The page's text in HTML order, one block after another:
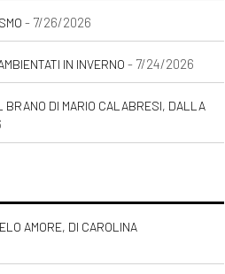
Elena Mora:
Un sogno
Sipos:
di
incipit
- 7/26/2026
IN INVERNO - 7/24/2026
BRANO DI MARIO CALABRESI, DALLA
AMORE, DI CAROLINA